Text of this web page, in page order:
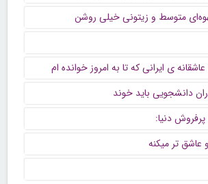
متوسط و زیتونی خیلی روشن
ی ایرانی که تا به امروز خوانده ام